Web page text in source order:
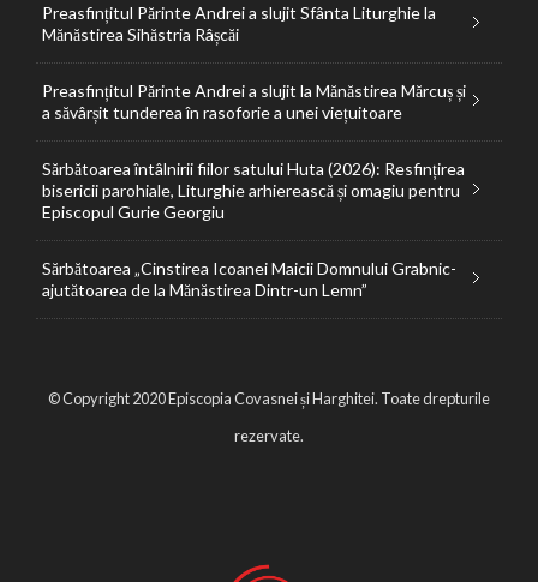
Preasfințitul Părinte Andrei a slujit Sfânta Liturghie la
Mănăstirea Sihăstria Râșcăi
Preasfințitul Părinte Andrei a slujit la Mănăstirea Mărcuș și
a săvârșit tunderea în rasoforie a unei viețuitoare
Sărbătoarea întâlnirii fiilor satului Huta (2026): Resfințirea
bisericii parohiale, Liturghie arhierească și omagiu pentru
Episcopul Gurie Georgiu
Sărbătoarea „Cinstirea Icoanei Maicii Domnului Grabnic-
ajutătoarea de la Mănăstirea Dintr-un Lemn”
© Copyright 2020 Episcopia Covasnei și Harghitei. Toate drepturile
rezervate.